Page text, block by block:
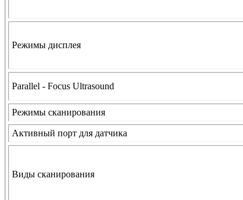
Режимы дисплея
Parallel - Focus Ultrasound
Режимы сканирования
Активный порт для датчика
Виды сканирования